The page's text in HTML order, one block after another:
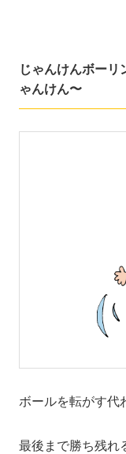
じゃんけんボーリ
ゃんけん〜
ボールを転がす代
最後まで勝ち残れ